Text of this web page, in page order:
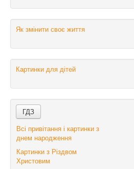
Як змінити своє життя
Картинки для дітей
Всі привітання і картинки з
днем народження
Картинки з Різдвом
Христовим